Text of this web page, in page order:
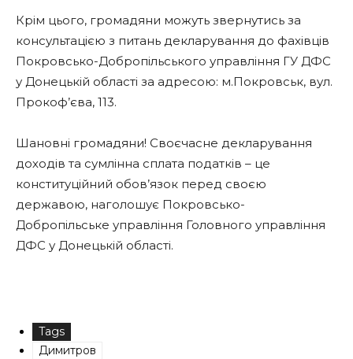
Крім цього, громадяни можуть звернутись за
консультацією з питань декларування до фахівців
Покровсько-Добропільського управління ГУ ДФС
у Донецькій області за адресою: м.Покровськ, вул.
Прокоф’єва, 113.
Шановні громадяни! Своєчасне декларування
доходів та сумлінна сплата податків – це
конституційний обов’язок перед своєю
державою, наголошує Покровсько-
Добропільське управління Головного управління
ДФС у Донецькій області.
Tags
Димитров